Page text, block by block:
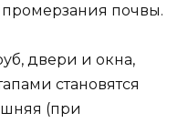
почвы.
двери и окна,
становятся
(при